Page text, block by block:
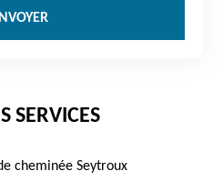
SERVICES
cheminée Seytroux